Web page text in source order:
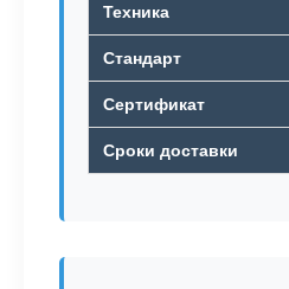
Техника
Стандарт
Сертификат
Сроки доставки